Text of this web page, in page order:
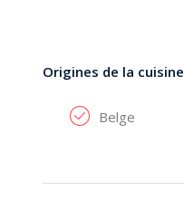
Origines de la cuisine
Belge